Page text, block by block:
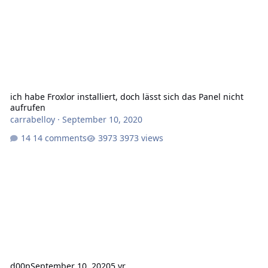
ich habe Froxlor installiert, doch lässt sich das Panel nicht
aufrufen
carrabelloy· September 10, 2020
14 comments
3973 views